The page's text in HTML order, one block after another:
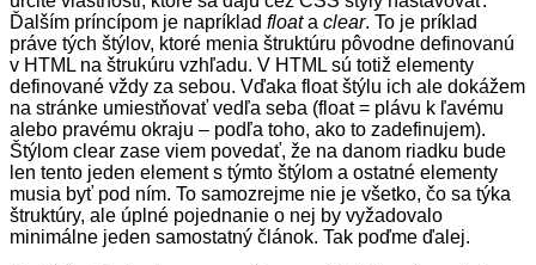
Ďalším príncípom je napríklad floata clear. To je príklad
práve tých štýlov, ktoré menia štruktúru pôvodne definovanú
v HTML na štrukúru vzhľadu. V HTML sú totiž elementy
definované vždy za sebou. Vďaka float štýlu ich ale dokážem
na stránke umiestňovať vedľa seba (float = plávu k ľavému
alebo pravému okraju – podľa toho, ako to zadefinujem).
Štýlom clear zase viem povedať, že na danom riadku bude
len tento jeden element s týmto štýlom a ostatné elementy
musia byť pod ním. To samozrejme nie je všetko, čo sa týka
štruktúry, ale úplné pojednanie o nej by vyžadovalo
minimálne jeden samostatný článok. Tak poďme ďalej.